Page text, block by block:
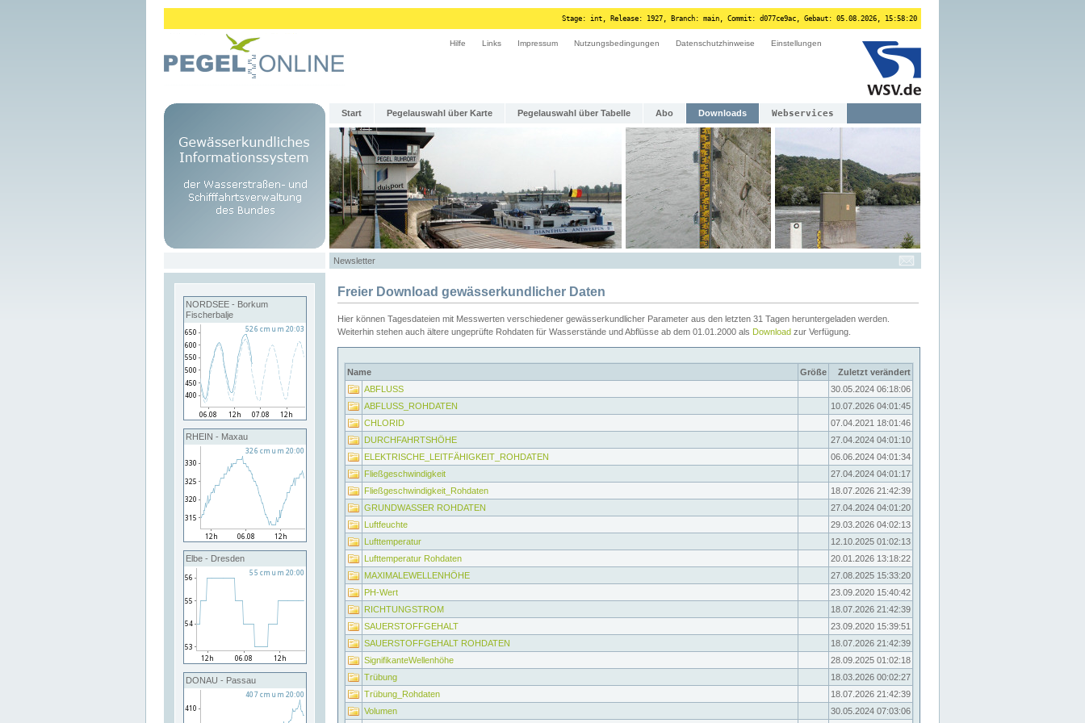
Stage: int, Release: 1927, Branch: main, Commit: d077ce9ac, Gebaut: 05.08.2026, 15:58:20
Hilfe Links Impressum Nutzungsbedingungen Datenschutzhinweise Einstellungen
Start Pegelauswahl über Karte Pegelauswahl über Tabelle Abo Downloads Webservices
Newsletter
NORDSEE - Borkum
Fischerbalje
RHEIN - Maxau
Elbe - Dresden
DONAU - Passau
Freier Download gewässerkundlicher Daten
Hier können Tagesdateien mit Messwerten verschiedener gewässerkundlicher Parameter aus den letzten 31 Tagen heruntergeladen werden.
Weiterhin stehen auch ältere ungeprüfte Rohdaten für Wasserstände und Abflüsse ab dem 01.01.2000 als Download zur Verfügung.
Name Größe
Zuletzt verändert
ABFLUSS
30.05.2024 06:18:06
ABFLUSS_ROHDATEN
10.07.2026 04:01:45
CHLORID
07.04.2021 18:01:46
DURCHFAHRTSHÖHE
27.04.2024 04:01:10
ELEKTRISCHE_LEITFÄHIGKEIT_ROHDATEN
06.06.2024 04:01:34
Fließgeschwindigkeit
27.04.2024 04:01:17
Fließgeschwindigkeit_Rohdaten
18.07.2026 21:42:39
GRUNDWASSER ROHDATEN
27.04.2024 04:01:20
Luftfeuchte
29.03.2026 04:02:13
Lufttemperatur
12.10.2025 01:02:13
Lufttemperatur Rohdaten
20.01.2026 13:18:22
MAXIMALEWELLENHÖHE
27.08.2025 15:33:20
PH-Wert
23.09.2020 15:40:42
RICHTUNGSTROM
18.07.2026 21:42:39
SAUERSTOFFGEHALT
23.09.2020 15:39:51
SAUERSTOFFGEHALT ROHDATEN
18.07.2026 21:42:39
SignifikanteWellenhöhe
28.09.2025 01:02:18
Trübung
18.03.2026 00:02:27
Trübung_Rohdaten
18.07.2026 21:42:39
Volumen
30.05.2024 07:03:06